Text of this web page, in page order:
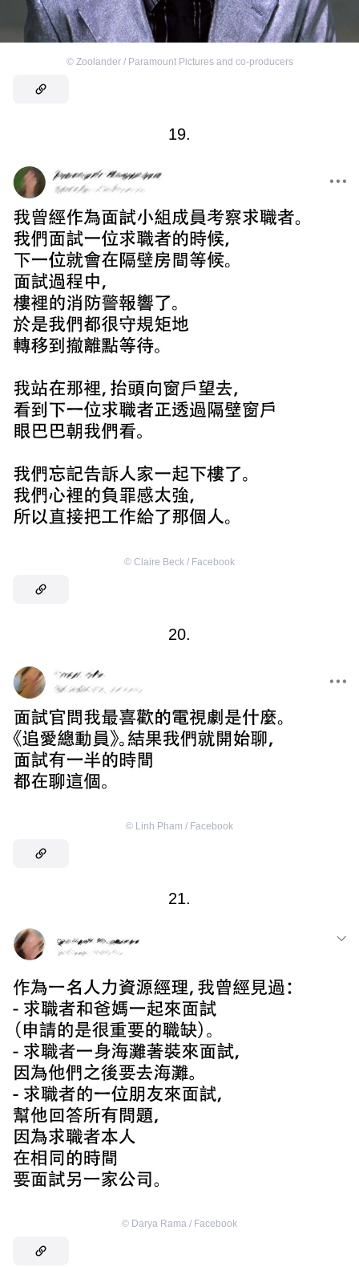
© Zoolander / Paramount Pictures and co-producers
19.
© Claire Beck / Facebook
20.
© Linh Pham / Facebook
21.
© Darya Rama / Facebook